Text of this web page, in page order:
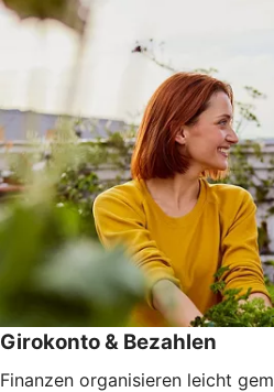
Girokonto & Bezahlen
Finanzen organisieren leicht